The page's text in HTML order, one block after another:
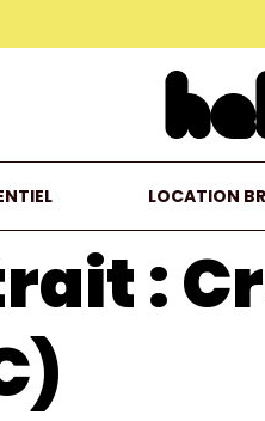
LOCATION
: